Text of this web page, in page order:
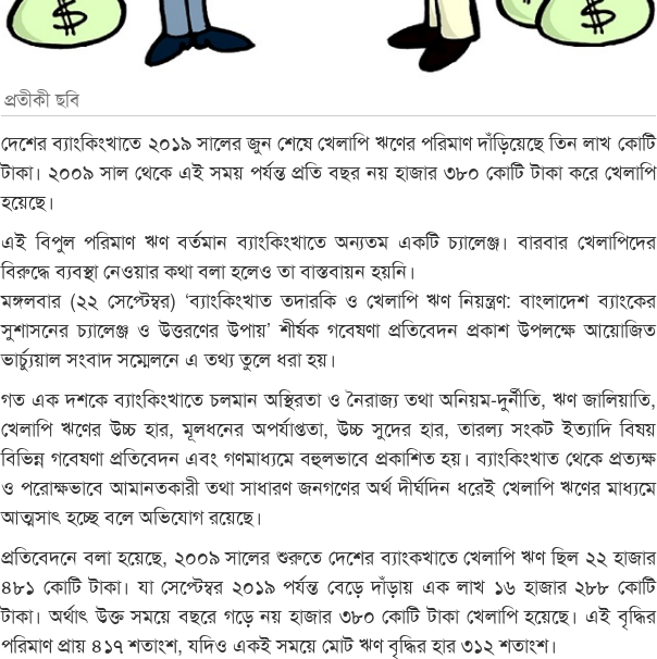
প্রতীকী ছবি
দেশের ব্যাংকিংখাতে ২০১৯ সালের জুন শেষে খেলাপি ঋণের পরিমাণ দাঁড়িয়েছে তিন লাখ কোটি
টাকা। ২০০৯ সাল থেকে এই সময় পর্যন্ত প্রতি বছর নয় হাজার ৩৮০ কোটি টাকা করে খেলাপি
হয়েছে।
এই বিপুল পরিমাণ ঋণ বর্তমান ব্যাংকিংখাতে অন্যতম একটি চ্যালেঞ্জ। বারবার খেলাপিদের
বিরুদ্ধে ব্যবস্থা নেওয়ার কথা বলা হলেও তা বাস্তবায়ন হয়নি।
মঙ্গলবার (২২ সেপ্টেম্বর) ‘ব্যাংকিংখাত তদারকি ও খেলাপি ঋণ নিয়ন্ত্রণ: বাংলাদেশ ব্যাংকের
সুশাসনের চ্যালেঞ্জ ও উত্তরণের উপায়’ শীর্ষক গবেষণা প্রতিবেদন প্রকাশ উপলক্ষে আয়োজিত
ভার্চ্যুয়াল সংবাদ সম্মেলনে এ তথ্য তুলে ধরা হয়।
গত এক দশকে ব্যাংকিংখাতে চলমান অস্থিরতা ও নৈরাজ্য তথা অনিয়ম-দুর্নীতি, ঋণ জালিয়াতি,
খেলাপি ঋণের উচ্চ হার, মূলধনের অপর্যাপ্ততা, উচ্চ সুদের হার, তারল্য সংকট ইত্যাদি বিষয়
বিভিন্ন গবেষণা প্রতিবেদন এবং গণমাধ্যমে বহুলভাবে প্রকাশিত হয়। ব্যাংকিংখাত থেকে প্রত্যক্ষ
ও পরোক্ষভাবে আমানতকারী তথা সাধারণ জনগণের অর্থ দীর্ঘদিন ধরেই খেলাপি ঋণের মাধ্যমে
আত্মসাৎ হচ্ছে বলে অভিযোগ রয়েছে।
প্রতিবেদনে বলা হয়েছে, ২০০৯ সালের শুরুতে দেশের ব্যাংকখাতে খেলাপি ঋণ ছিল ২২ হাজার
৪৮১ কোটি টাকা। যা সেপ্টেম্বর ২০১৯ পর্যন্ত বেড়ে দাঁড়ায় এক লাখ ১৬ হাজার ২৮৮ কোটি
টাকা। অর্থাৎ উক্ত সময়ে বছরে গড়ে নয় হাজার ৩৮০ কোটি টাকা খেলাপি হয়েছে। এই বৃদ্ধির
পরিমাণ প্রায় ৪১৭ শতাংশ, যদিও একই সময়ে মোট ঋণ বৃদ্ধির হার ৩১২ শতাংশ।